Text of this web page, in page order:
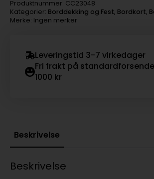
Produktnummer: CC23048
Kategorier: Borddekking og Fest, Bordkort,
Merke: Ingen merker
Leveringstid 3-7 virkedager
Fri frakt på
1000 kr
Beskrivelse
Beskrivelse